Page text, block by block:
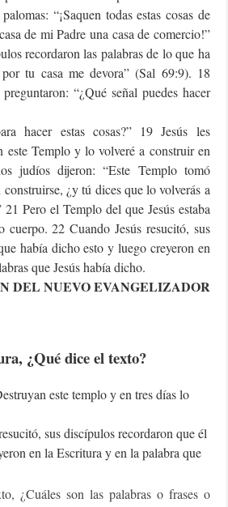
“¡Saquen todas estas cosas de
de mi Padre una casa de comercio!”
recordaron las palabras de lo que ha
tu casa me devora” (Sal 69:9). 18
“¿Qué señal puedes hacer
hacer estas cosas?” 19 Jesús les
este Templo y lo volveré a construir en
judíos dijeron: “Este Templo tomó
construirse, ¿y tú dices que lo volverás a
Pero el Templo del que Jesús estaba
cuerpo. 22 Cuando Jesús resucitó, sus
había dicho esto y luego creyeron en
que Jesús había dicho.
DEL NUEVO EVANGELIZADOR
, ¿Qué dice el texto?
este templo y en tres días lo
sus discípulos recordaron que él
en la Escritura y en la palabra que
¿Cuáles son las palabras o frases o